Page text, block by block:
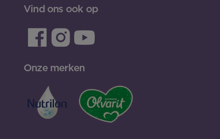
Vind ons ook op
Onze merken